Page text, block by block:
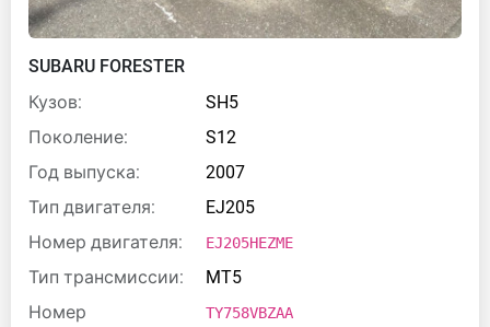
SUBARU FORESTER
Кузов:
SH5
Поколение:
S12
Год выпуска:
2007
Тип двигателя:
EJ205
Номер двигателя:
EJ205HEZME
Тип трансмиссии:
MT5
Номер
TY758VBZAA